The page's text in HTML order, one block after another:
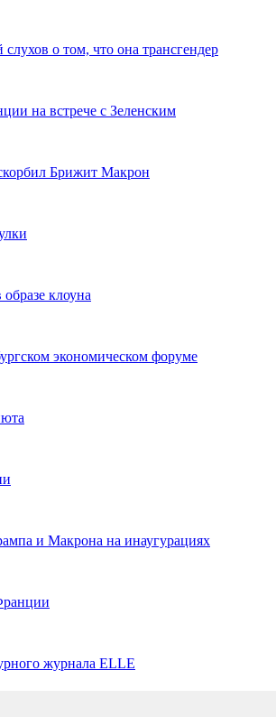
о том, что она трансгендер
на встрече с Зеленским
Брижит Макрон
клоуна
экономическом форуме
и Макрона на инаугурациях
журнала ELLE